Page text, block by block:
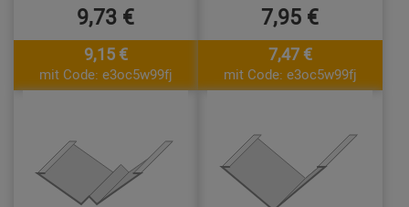
9,73 €
9,15 €
mit Code: e3oc5w99fj
7,95 €
7,47 €
mit Code: e3oc5w99fj